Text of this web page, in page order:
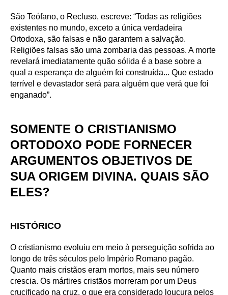
São Teófano, o Recluso, escreve: “Todas as religiões
existentes no mundo, exceto a única verdadeira
Ortodoxa, são falsas e não garantem a salvação.
Religiões falsas são uma zombaria das pessoas. A morte
revelará imediatamente quão sólida é a base sobre a
qual a esperança de alguém foi construída... Que estado
terrível e devastador será para alguém que verá que foi
enganado”.
SOMENTE O CRISTIANISMO
ORTODOXO PODE FORNECER
ARGUMENTOS OBJETIVOS DE
SUA ORIGEM DIVINA. QUAIS SÃO
ELES?
HISTÓRICO
O cristianismo evoluiu em meio à perseguição sofrida ao
longo de três séculos pelo Império Romano pagão.
Quanto mais cristãos eram mortos, mais seu número
crescia. Os mártires cristãos morreram por um Deus
crucificado na cruz, o que era considerado loucura pelos